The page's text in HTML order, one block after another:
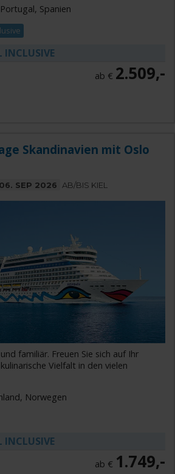
Spanien
INCLUSIVE
ab € 2.509,-
Skandinavien mit Oslo
06. SEP 2026 AB/BIS KIEL
familiär. Freuen Sie sich auf Ihr
Vielfalt in den vielen
Norwegen
INCLUSIVE
ab € 1.749,-